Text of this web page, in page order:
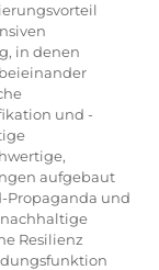
in denen
und -
aufgebaut
Propaganda und
nachhaltige
Resilienz